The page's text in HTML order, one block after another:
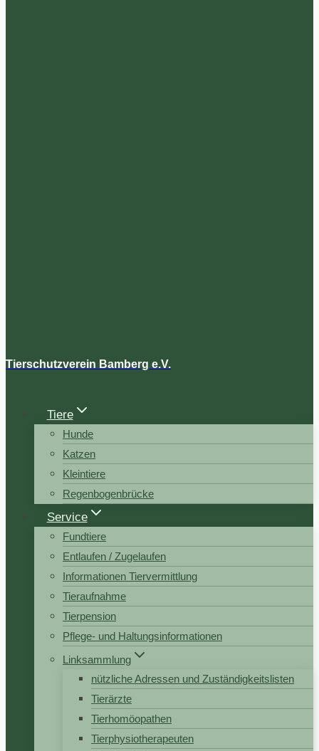
Tierschutzverein Bamberg e.V.
Tiere
Hunde
Katzen
Kleintiere
Regenbogenbrücke
Service
Fundtiere
Entlaufen / Zugelaufen
Informationen Tiervermittlung
Tieraufnahme
Tierpension
Pflege- und Haltungsinformationen
Linksammlung
nützliche Adressen und Zuständigkeitslisten
Tierärzte
Tierhomöopathen
Tierphysiotherapeuten